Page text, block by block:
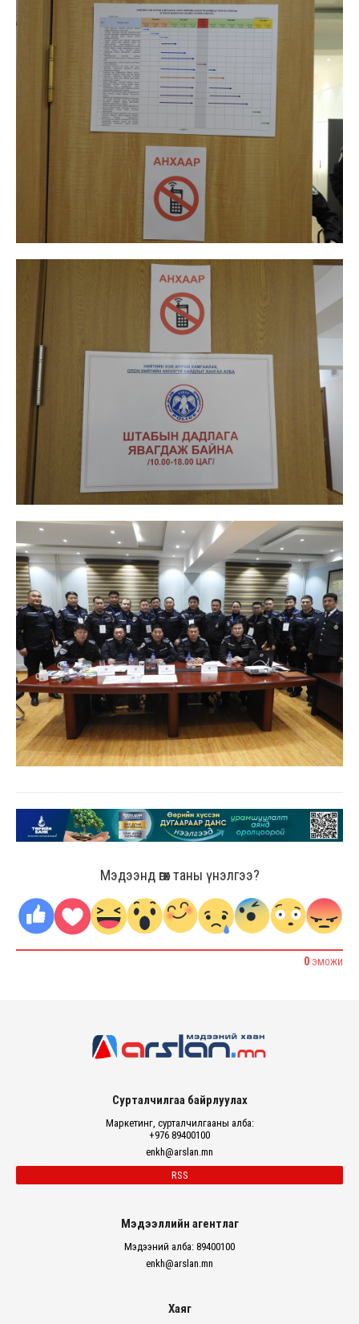
Мэдээнд өгөх таны үнэлгээ?
0 ЭМОЖИ
Сурталчилгаа байрлуулах
Маркетинг, сурталчилгааны алба:
+976 89400100
enkh@arslan.mn
RSS
Мэдээллийн агентлаг
Мэдээний алба: 89400100
enkh@arslan.mn
Хаяг